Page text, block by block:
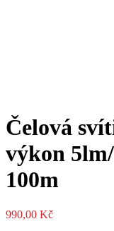
Čelová
výkon
100m
990,00 Kč